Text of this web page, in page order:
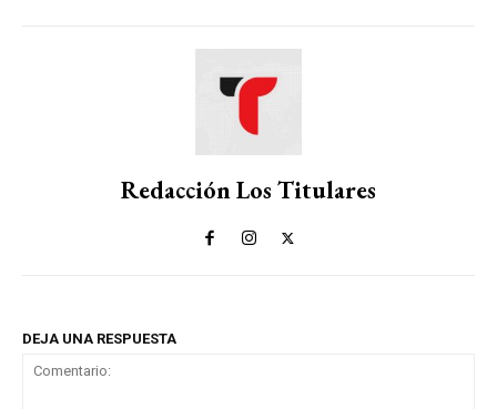
Redacción Los Titulares
DEJA UNA RESPUESTA